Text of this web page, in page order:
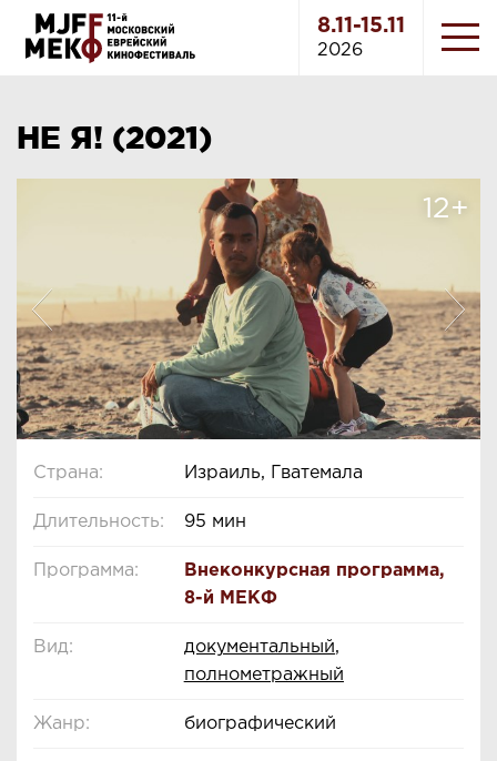
8.11-15.11
2026
НЕ Я! (2021)
12+
Страна: Израиль, Гватемала
Длительность: 95 мин
Программа: Внеконкурсная программа,
8-й МЕКФ
Вид: документальный,
полнометражный
Жанр: биографический